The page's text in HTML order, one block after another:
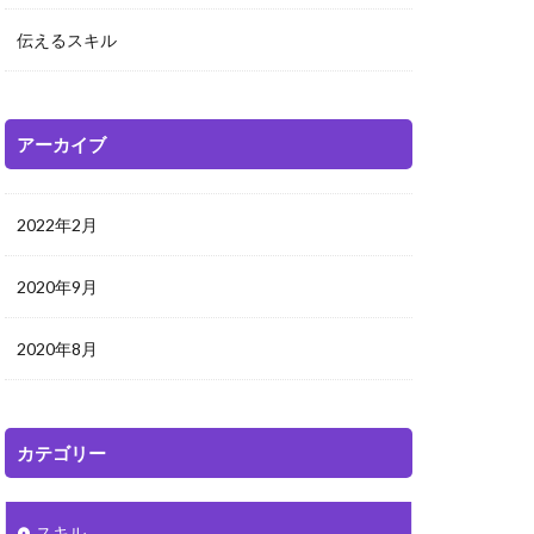
伝えるスキル
アーカイブ
2022年2月
2020年9月
2020年8月
カテゴリー